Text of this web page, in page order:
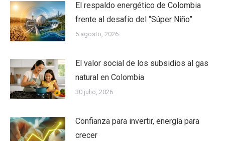
El respaldo energético de Colombia
frente al desafío del “Súper Niño”
5 agosto, 2026
El valor social de los subsidios al gas
natural en Colombia
30 julio, 2026
Confianza para invertir, energía para
crecer